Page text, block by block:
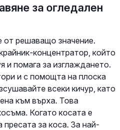
за огледален
от решаващо значение.
концентратор, който
и помага за изглаждането.
и с помощта на плоска
всеки кичур, като
към върха. Това
Когато косата е
за коса. За най-